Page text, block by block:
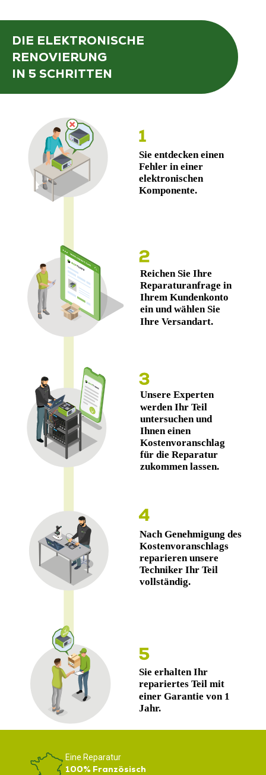
DIE ELEKTRONISCHE
RENOVIERUNG
IN 5 SCHRITTEN
Eine Reparatur
100% Französisch